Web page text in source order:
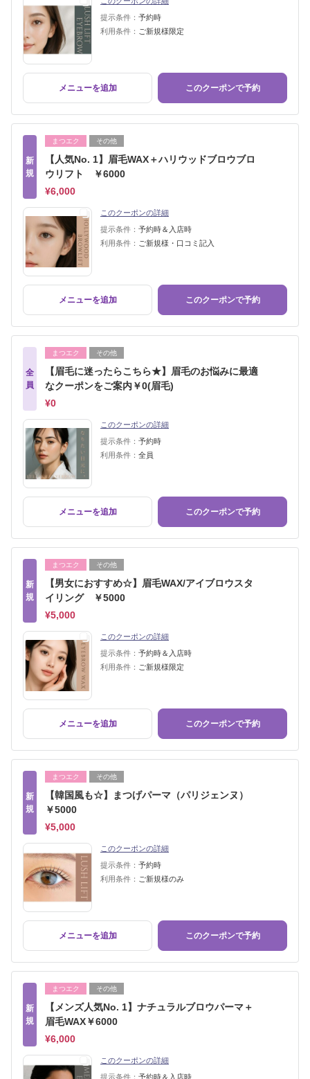
提示条件： 予約時
利用条件： ご新規様限定
メニューを追加 このクーポンで予約
新
規
まつエク その他
【人気No. 1】眉毛WAX＋ハリウッドブロウブロ
ウリフト ￥6000
¥6,000
このクーポンの詳細
提示条件： 予約時＆入店時
利用条件： ご新規様・口コミ記入
メニューを追加 このクーポンで予約
全
員
まつエク その他
【眉毛に迷ったらこちら★】眉毛のお悩みに最適
なクーポンをご案内￥0(眉毛)
¥0
このクーポンの詳細
提示条件： 予約時
利用条件： 全員
メニューを追加 このクーポンで予約
新
規
まつエク その他
【男女におすすめ☆】眉毛WAX/アイブロウスタ
イリング ￥5000
¥5,000
このクーポンの詳細
提示条件： 予約時＆入店時
利用条件： ご新規様限定
メニューを追加 このクーポンで予約
新
規
まつエク その他
【韓国風も☆】まつげパーマ（パリジェンヌ）
￥5000
¥5,000
このクーポンの詳細
提示条件： 予約時
利用条件： ご新規様のみ
メニューを追加 このクーポンで予約
新
規
まつエク その他
【メンズ人気No. 1】ナチュラルブロウパーマ＋
眉毛WAX￥6000
¥6,000
このクーポンの詳細
提示条件： 予約時＆入店時